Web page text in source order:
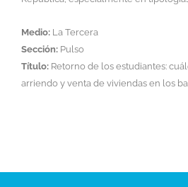
Medio: La Tercera
Sección: Pulso
Título: Retorno de los estudiantes:
arriendo y venta de viviendas en los